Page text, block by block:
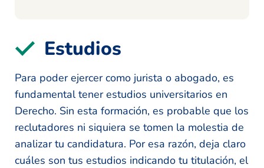
Estudios
Para poder ejercer como jurista o abogado, es
fundamental tener estudios universitarios en
Derecho. Sin esta formación, es probable que los
reclutadores ni siquiera se tomen la molestia de
analizar tu candidatura. Por esa razón, deja claro
cuáles son tus estudios indicando tu titulación, el